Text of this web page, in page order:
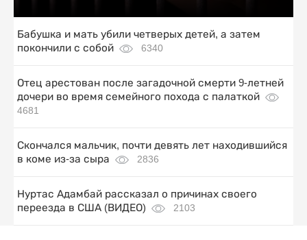
Бабушка и мать убили четверых детей, а затем
покончили с собой
6340
Отец арестован после загадочной смерти 9-летней
дочери во время семейного похода с палаткой
4681
Скончался мальчик, почти девять лет находившийся
в коме из-за сыра
2836
Нуртас Адамбай рассказал о причинах своего
переезда в США (ВИДЕО)
2103